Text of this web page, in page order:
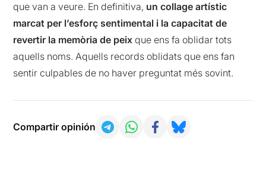
que van a veure. En definitiva, un collage artístic
marcat per l’esforç sentimental i la capacitat de
revertir la memòria de peix que ens fa oblidar tots
aquells noms. Aquells records oblidats que ens fan
sentir culpables de no haver preguntat més sovint.
Compartir opinión